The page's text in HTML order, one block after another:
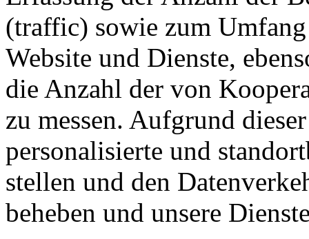
(traffic) sowie zum
Website und Dienste,
die Anzahl der von
zu messen. Aufgrund
personalisierte und
stellen und den
beheben und unsere